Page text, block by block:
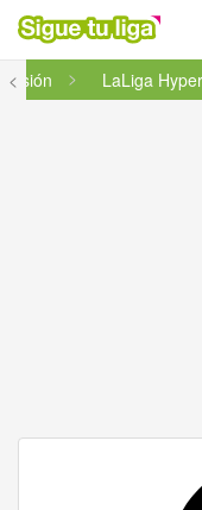
<
LaLiga